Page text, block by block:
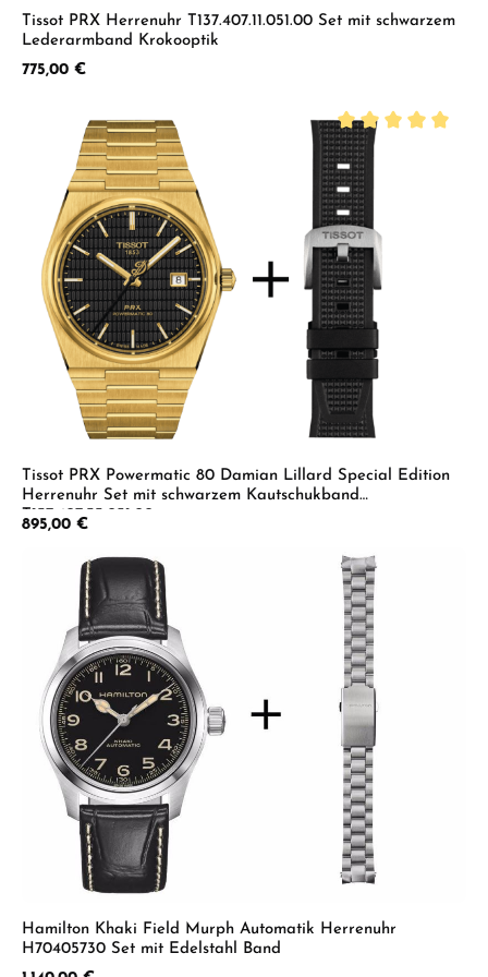
Tissot PRX Herrenuhr T137.407.11.051.00 Set mit schwarzem
Lederarmband Krokooptik
Regulärer Preis:
775,00 €
Durchschnittliche
Tissot PRX Powermatic 80 Damian Lillard Special Edition
Herrenuhr Set mit schwarzem Kautschukband
T137.407.33.051.00
Regulärer Preis:
895,00 €
Hamilton Khaki Field Murph Automatik Herrenuhr
H70405730 Set mit Edelstahl Band